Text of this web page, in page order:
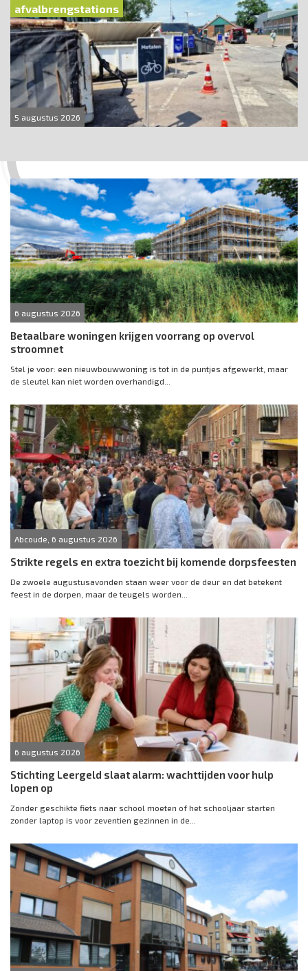
afvalbrengstations
5 augustus 2026
6 augustus 2026
Betaalbare woningen krijgen voorrang op overvol
stroomnet
Stel je voor: een nieuwbouwwoning is tot in de puntjes afgewerkt, maar
de sleutel kan niet worden overhandigd...
Abcoude, 6 augustus 2026
Strikte regels en extra toezicht bij komende dorpsfeesten
De zwoele augustusavonden staan weer voor de deur en dat betekent
feest in de dorpen, maar de teugels worden...
6 augustus 2026
Stichting Leergeld slaat alarm: wachttijden voor hulp
lopen op
Zonder geschikte fiets naar school moeten of het schooljaar starten
zonder laptop is voor zeventien gezinnen in de...